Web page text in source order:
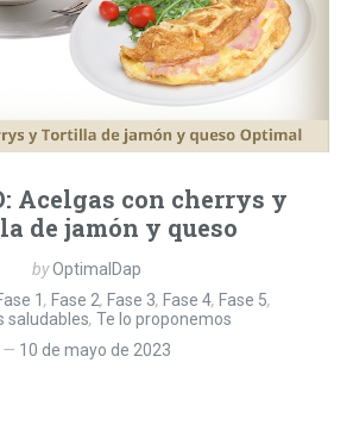
Acelgas con cherrys y
de jamón y queso
byOptimalDap
1 , Fase 2, Fase 3, Fase 4, Fase 5,
saludables, Te lo proponemos
10 de mayo de 2023